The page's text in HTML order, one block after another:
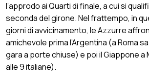
l’approdo ai Quarti di finale, a cui si
seconda del girone. Nel frattempo, in
giorni di avvicinamento, le Azzurre
amichevole prima l’Argentina (a Roma
gara a porte chiuse) e poi il Giappone a
alle 9 italiane).